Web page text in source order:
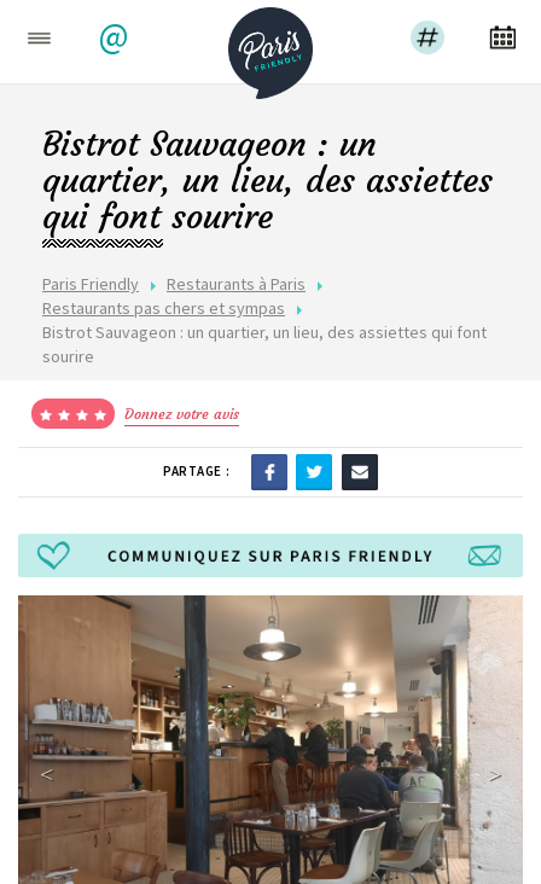
@
Paris Friendly
Restaurants à Paris
Restaurants pas chers et sympas
Bistrot Sauvageon : un quartier, un lieu, des assiettes qui font
sourire
Bistrot Sauvageon : un
quartier, un lieu, des assiettes
qui font sourire
Donnez votre avis
PARTAGE :